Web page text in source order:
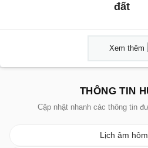
đất
Xem thêm
THÔNG TIN
Cập nhật nhanh các thông tin
Lịch âm